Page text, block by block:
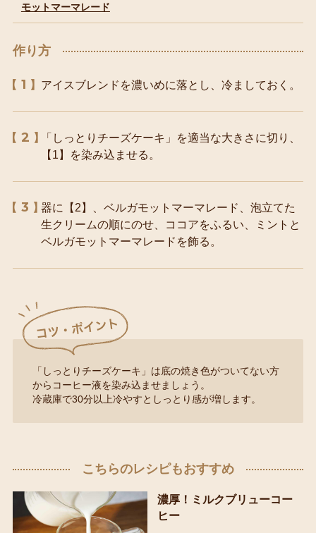
モットマーマレード
作り方
1 アイスブレンドを濃いめに落とし、冷ましておく。
2
「しっとりチーズケーキ」を適当な大きさに切り、
【1】を染み込ませる。
3
器に【2】、ベルガモットマーマレード、泡立てた
生クリームの順にのせ、ココアをふるい、ミントと
ベルガモットマーマレードを飾る。
「しっとりチーズケーキ」は底の焼き色がついてない方
からコーヒー液を染み込ませましょう。
冷蔵庫で30分以上冷やすとしっとり感が増します。
こちらのレシピもおすすめ
濃厚！ミルクブリューコー
ヒー